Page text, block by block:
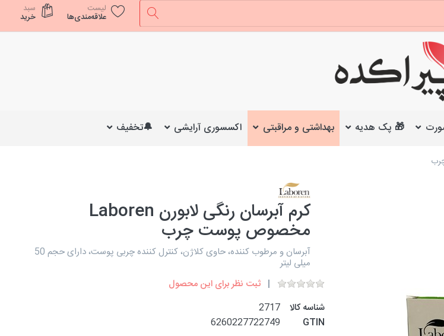
لیست
علاقه‌مندی‌ها
سبد
خرید
🎁 پک هدیه بهداشتی و مراقبتی اکسسوری آرایشی 🔔تخفیف
کرم آبرسان رنگی لابورن Laboren
مخصوص پوست چرب
آبرسان و مرطوب کننده، حاوی کلاژن، کنترل کننده چربی پوست، دارای حجم 50
میلی لیتر
ثبت نظر برای این محصول
شناسه کالا
2717
GTIN
6260227722749